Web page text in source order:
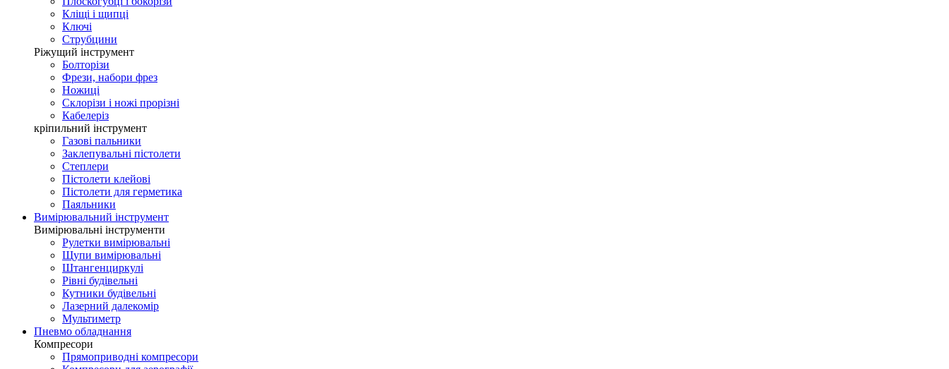
Кліщі і щипці
Ключі
Струбцини
Ріжущий інструмент
Болторізи
Фрези, набори фрез
Ножиці
Склорізи і ножі прорізні
Кабелеріз
кріпильний інструмент
Газові пальники
Заклепувальні пістолети
Степлери
Пістолети клейові
Пістолети для герметика
Паяльники
Вимірювальний інструмент
Вимірювальні інструменти
Рулетки вимірювальні
Щупи вимірювальні
Штангенциркулі
Рівні будівельні
Кутники будівельні
Лазерний далекомір
Мультиметр
Пневмо обладнання
Компресори
Прямоприводні компресори